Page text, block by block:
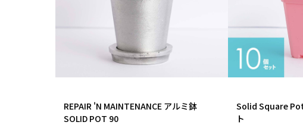
REPAIR 'N MAINTENANCE アルミ鉢
SOLID POT 90
Solid Square
ト